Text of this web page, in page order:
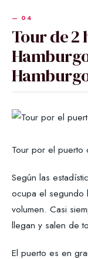
Tour de 2
Tour por el puerto
Según las
ocupa el segundo
volumen. Casi
llegan y salen de
El puerto es en